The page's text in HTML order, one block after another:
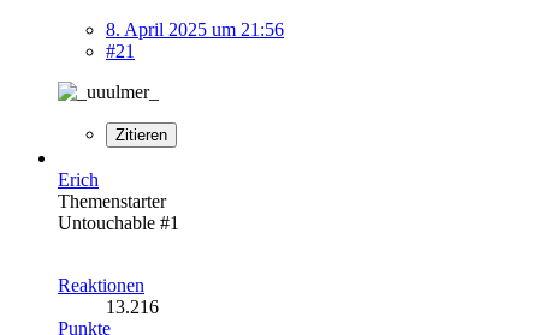
8. April 2025 um 21:56
#21
Zitieren
Erich
Themenstarter
Untouchable #1
Reaktionen
13.216
Punkte